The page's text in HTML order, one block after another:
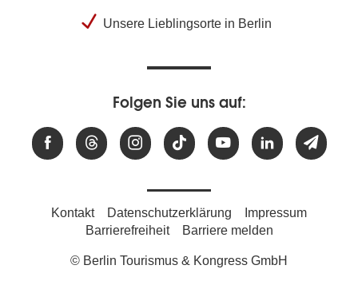
Unsere Lieblingsorte in Berlin
Folgen Sie uns auf:
Kontakt Datenschutzerklärung
Impressum
Barrierefreiheit
Barriere melden
© Berlin Tourismus & Kongress GmbH